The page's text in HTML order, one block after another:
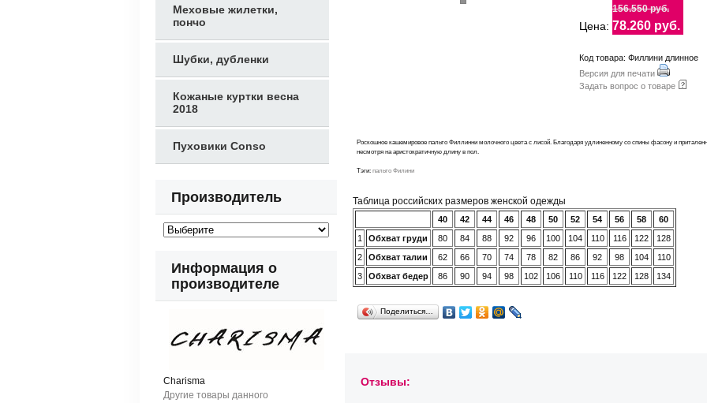
Цена:
156.550 руб.
78.260 руб.
Код товара: Филлини длинное
Версия для печати
Задать вопрос о товаре
Роскошное кашемировое пальто Филлинни молочного цвета с лисой. Благодаря удлиненному со спины фасону и
несмотря на аристократичную длину в пол.
Тэги: пальто Филини
Таблица российских размеров женской одежды
40 42 44 46 48 50 52 54 56 58
60
1
Обхват груди 80 84 88 92 96 100 104 110 116 122
128
2
Обхват талии 62 66 70 74 78 82 86 92 98 104
110
3
Обхват бедер 86 90 94 98 102 106 110 116 122 128 134
Поделиться…
Отзывы:
Меховые жилетки,
пончо
Шубки, дубленки
Кожаные куртки весна
2018
Пуховики Conso
Производитель
Информация о
производителе
Charisma
Другие товары данного